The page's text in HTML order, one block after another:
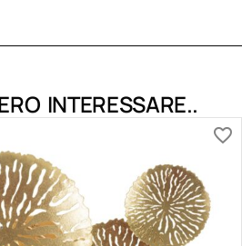
INTERESSARE..